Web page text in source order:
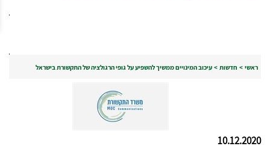
ראשי > חדשות > עיכוב המינויים ממשיך להשפיע על גופי הרגולציה של התקשורת בישראל
10.12.2020